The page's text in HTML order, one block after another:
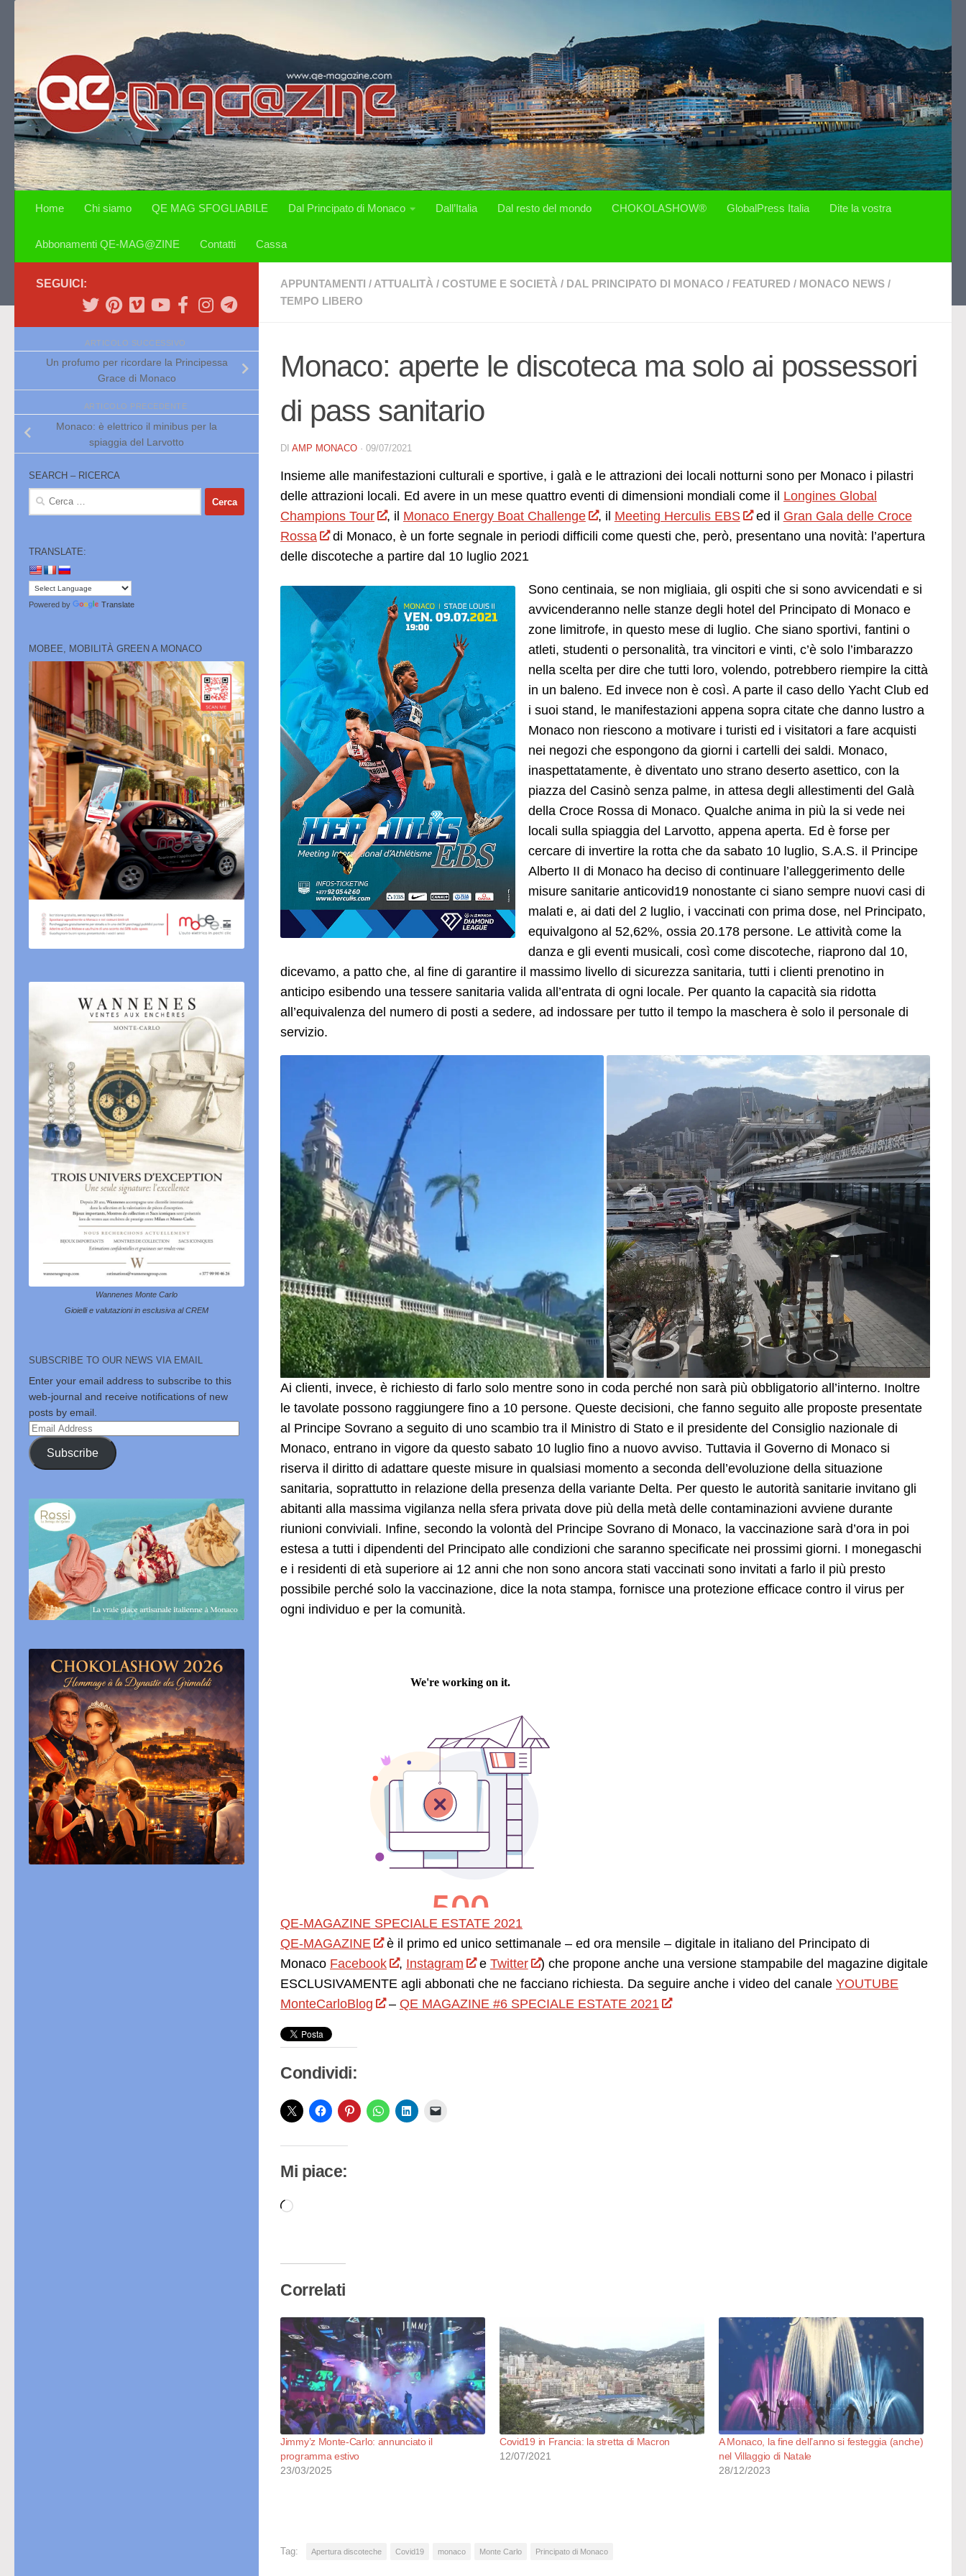
Home Chi siamo QE MAG SFOGLIABILE Dal Principato di Monaco Dall’Italia Dal resto del mondo CHOKOLASHOW® GlobalPress Italia Dite la vostra
Abbonamenti QE-MAG@ZINE Contatti Cassa
APPUNTAMENTI / ATTUALITÀ / COSTUME E SOCIETÀ / DAL PRINCIPATO DI MONACO / FEATURED / MONACO NEWS /
TEMPO LIBERO
Monaco: aperte le discoteca ma solo ai possessori
di pass sanitario
DI AMP MONACO · 09/07/2021
Insieme alle manifestazioni culturali e sportive, i galà e le attrazioni dei locali notturni sono per Monaco i pilastri
delle attrazioni locali. Ed avere in un mese quattro eventi di dimensioni mondiali come il Longines Global
Champions Tour
, il Monaco Energy Boat Challenge , il Meeting Herculis EBS ed il Gran Gala delle Croce
Rossa
di Monaco, è un forte segnale in periodi difficili come questi che, però, presentano una novità: l’apertura
delle discoteche a partire dal 10 luglio 2021
Sono centinaia, se non migliaia, gli ospiti che si sono avvicendati e si
avvicenderanno nelle stanze degli hotel del Principato di Monaco e
zone limitrofe, in questo mese di luglio. Che siano sportivi, fantini o
atleti, studenti o personalità, tra vincitori e vinti, c’è solo l’imbarazzo
nella scelta per dire che tutti loro, volendo, potrebbero riempire la città
in un baleno. Ed invece non è così. A parte il caso dello Yacht Club ed
i suoi stand, le manifestazioni appena sopra citate che danno lustro a
Monaco non riescono a motivare i turisti ed i visitatori a fare acquisti
nei negozi che espongono da giorni i cartelli dei saldi. Monaco,
inaspettatamente, è diventato uno strano deserto asettico, con la
piazza del Casinò senza palme, in attesa degli allestimenti del Galà
della Croce Rossa di Monaco. Qualche anima in più la si vede nei
locali sulla spiaggia del Larvotto, appena aperta. Ed è forse per
cercare di invertire la rotta che da sabato 10 luglio, S.A.S. il Principe
Alberto II di Monaco ha deciso di continuare l’alleggerimento delle
misure sanitarie anticovid19 nonostante ci siano sempre nuovi casi di
malati e, ai dati del 2 luglio, i vaccinati con prima dose, nel Principato,
equivalgono al 52,62%, ossia 20.178 persone. Le attività come la
danza e gli eventi musicali, così come discoteche, riaprono dal 10,
dicevamo, a patto che, al fine di garantire il massimo livello di sicurezza sanitaria, tutti i clienti prenotino in
anticipo esibendo una tessere sanitaria valida all’entrata di ogni locale. Per quanto la capacità sia ridotta
all’equivalenza del numero di posti a sedere, ad indossare per tutto il tempo la maschera è solo il personale di
servizio.
Ai clienti, invece, è richiesto di farlo solo mentre sono in coda perché non sarà più obbligatorio all’interno. Inoltre
le tavolate possono raggiungere fino a 10 persone. Queste decisioni, che fanno seguito alle proposte presentate
al Principe Sovrano a seguito di uno scambio tra il Ministro di Stato e il presidente del Consiglio nazionale di
Monaco, entrano in vigore da questo sabato 10 luglio fino a nuovo avviso. Tuttavia il Governo di Monaco si
riserva il diritto di adattare queste misure in qualsiasi momento a seconda dell’evoluzione della situazione
sanitaria, soprattutto in relazione della presenza della variante Delta. Per questo le autorità sanitarie invitano gli
abitanti alla massima vigilanza nella sfera privata dove più della metà delle contaminazioni avviene durante
riunioni conviviali. Infine, secondo la volontà del Principe Sovrano di Monaco, la vaccinazione sarà d’ora in poi
estesa a tutti i dipendenti del Principato alle condizioni che saranno specificate nei prossimi giorni. I monegaschi
e i residenti di età superiore ai 12 anni che non sono ancora stati vaccinati sono invitati a farlo il più presto
possibile perché solo la vaccinazione, dice la nota stampa, fornisce una protezione efficace contro il virus per
ogni individuo e per la comunità.
QE-MAGAZINE SPECIALE ESTATE 2021
QE-MAGAZINE
è il primo ed unico settimanale – ed ora mensile – digitale in italiano del Principato di
Monaco Facebook , Instagram e Twitter
) che propone anche una versione stampabile del magazine digitale
ESCLUSIVAMENTE agli abbonati che ne facciano richiesta. Da seguire anche i video del canale YOUTUBE
MonteCarloBlog
– QE MAGAZINE #6 SPECIALE ESTATE 2021
Condividi:
Mi piace:
Caricamento
Correlati
Jimmy’z Monte-Carlo: annunciato il
programma estivo
23/03/2025
Covid19 in Francia: la stretta di Macron
12/07/2021
A Monaco, la fine dell’anno si festeggia (anche)
nel Villaggio di Natale
28/12/2023
Tag: Apertura discoteche Covid19 monaco Monte Carlo Principato di Monaco
SEGUICI:
ARTICOLO SUCCESSIVO
Un profumo per ricordare la Principessa
Grace di Monaco
ARTICOLO PRECEDENTE
Monaco: è elettrico il minibus per la
spiaggia del Larvotto
SEARCH – RICERCA
Ricerca
TRANSLATE:
Powered by Translate
MOBEE, MOBILITÀ GREEN A MONACO
Wannenes Monte Carlo
Gioielli e valutazioni in esclusiva al CREM
SUBSCRIBE TO OUR NEWS VIA EMAIL
Enter your email address to subscribe to this
web-journal and receive notifications of new
posts by email.
Email
Address
Subscribe